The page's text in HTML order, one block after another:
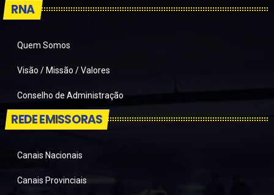
RNA
Quem Somos
Visão / Missão / Valores
Conselho de Administração
REDE EMISSORAS
Canais Nacionais
Canais Provinciais